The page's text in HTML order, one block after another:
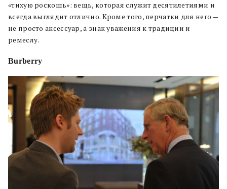
«тихую роскошь»: вещь, которая служит десятилетиями и
всегда выглядит отлично. Кроме того, перчатки для него —
не просто аксессуар, а знак уважения к традиции и
ремеслу.
Burberry